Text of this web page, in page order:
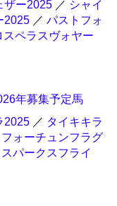
ザー2025 ／ シャイ
2025 ／ パストフォ
スペラスヴォヤー
年募集予定馬
2025 ／ タイキキラ
フォーチュンフラグ
スパークスフライ